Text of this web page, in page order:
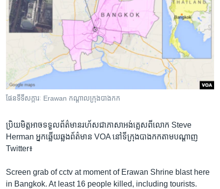
ផែនទី​ទី​សក្ការៈ Erawan កណ្តាល​ក្រុង​បាងកក
ប្រិយមិត្ត​អាច​ទទួល​ព័ត៌មាន​រហ័ស​ជា​ភាសា​អង់គ្លេស​ពី​លោក Steve
Herman អ្នក​ឆ្លើយ​ឆ្លង​ព័ត៌មាន VOA នៅ​ទី​ក្រុង​បាងកក​តាម​បណ្តាញ​
Twitter៖
Screen grab of cctv at moment of Erawan Shrine blast here
in Bangkok. At least 16 people killed, including tourists.